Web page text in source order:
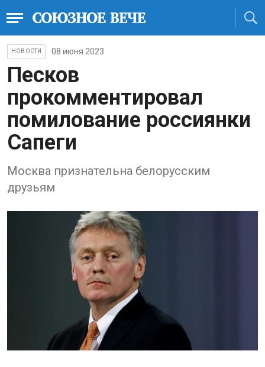
НОВОСТИ 08 июня 2023
Песков
прокомментировал
помилование россиянки
Сапеги
Москва признательна белорусским
друзьям